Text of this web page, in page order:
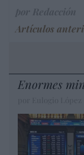
Artículos
Enormes